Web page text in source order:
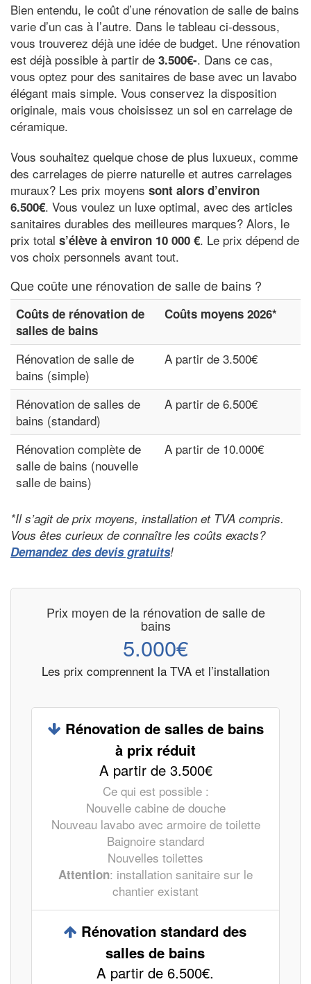
Bien entendu, le coût d’une rénovation de salle de bains
varie d’un cas à l’autre. Dans le tableau ci-dessous,
vous trouverez déjà une idée de budget. Une rénovation
est déjà possible à partir de 3.500€-. Dans ce cas,
vous optez pour des sanitaires de base avec un lavabo
élégant mais simple. Vous conservez la disposition
originale, mais vous choisissez un sol en carrelage de
céramique.
Vous souhaitez quelque chose de plus luxueux, comme
des carrelages de pierre naturelle et autres carrelages
muraux? Les prix moyens sont alors d’environ
6.500€. Vous voulez un luxe optimal, avec des articles
sanitaires durables des meilleures marques? Alors, le
prix total s’élève à environ 10 000 €. Le prix dépend de
vos choix personnels avant tout.
Que coûte une rénovation de salle de bains ?
Coûts de rénovation de
salles de bains
Coûts moyens 2026*
Rénovation de salle de
bains (simple)
A partir de 3.500€
Rénovation de salles de
bains (standard)
A partir de 6.500€
Rénovation complète de
salle de bains (nouvelle
salle de bains)
A partir de 10.000€
*Il s’agit de prix moyens, installation et TVA compris.
Vous êtes curieux de connaître les coûts exacts?
Demandez des devis gratuits!
Prix moyen de la rénovation de salle de
bains
5.000€
Les prix comprennent la TVA et l’installation
Rénovation de salles de bains
à prix réduit
A partir de 3.500€
Ce qui est possible :
Nouvelle cabine de douche
Nouveau lavabo avec armoire de toilette
Baignoire standard
Nouvelles toilettes
Attention: installation sanitaire sur le
chantier existant
Rénovation standard des
salles de bains
A partir de 6.500€.